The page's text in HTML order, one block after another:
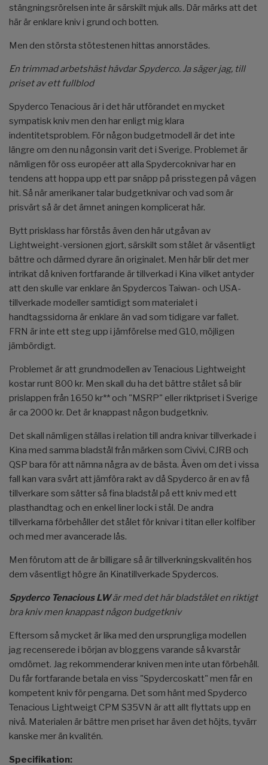
stängningsrörelsen inte är särskilt mjuk alls. Där märks att det
här är enklare kniv i grund och botten.
Men den största stötestenen hittas annorstädes.
En trimmad arbetshäst hävdar Spyderco. Ja säger jag, till
priset av ett fullblod
Spyderco Tenacious är i det här utförandet en mycket
sympatisk kniv men den har enligt mig klara
indentitetsproblem. För någon budgetmodell är det inte
längre om den nu någonsin varit det i Sverige. Problemet är
nämligen för oss européer att alla Spydercoknivar har en
tendens att hoppa upp ett par snäpp på prisstegen på vägen
hit. Så när amerikaner talar budgetknivar och vad som är
prisvärt så är det ämnet aningen komplicerat här.
Bytt prisklass har förstås även den här utgåvan av
Lightweight-versionen gjort, särskilt som stålet är väsentligt
bättre och därmed dyrare än originalet. Men här blir det mer
intrikat då kniven fortfarande är tillverkad i Kina vilket antyder
att den skulle var enklare än Spydercos Taiwan- och USA-
tillverkade modeller samtidigt som materialet i
handtagssidorna är enklare än vad som tidigare var fallet.
FRN är inte ett steg upp i jämförelse med G10, möjligen
jämbördigt.
Problemet är att grundmodellen av Tenacious Lightweight
kostar runt 800 kr. Men skall du ha det bättre stålet så blir
prislappen från 1650 kr** och "MSRP" eller riktpriset i Sverige
är ca 2000 kr. Det är knappast någon budgetkniv.
Det skall nämligen ställas i relation till andra knivar tillverkade i
Kina med samma bladstål från märken som Civivi, CJRB och
QSP bara för att nämna några av de bästa. Även om det i vissa
fall kan vara svårt att jämföra rakt av då Spyderco är en av få
tillverkare som sätter så fina bladstål på ett kniv med ett
plasthandtag och en enkel liner lock i stål. De andra
tillverkarna förbehåller det stålet för knivar i titan eller kolfiber
och med mer avancerade lås.
Men förutom att de är billigare så är tillverkningskvalitén hos
dem väsentligt högre än Kinatillverkade Spydercos.
Spyderco Tenacious LWär med det här bladstålet en riktigt
bra kniv men knappast någon budgetkniv
Eftersom så mycket är lika med den ursprungliga modellen
jag recenserede i början av bloggens varande så kvarstår
omdömet. Jag rekommenderar kniven men inte utan förbehåll.
Du får fortfarande betala en viss "Spydercoskatt" men får en
kompetent kniv för pengarna. Det som hänt med Spyderco
Tenacious Lightweigt CPM S35VN är att allt flyttats upp en
nivå. Materialen är bättre men priset har även det höjts, tyvärr
kanske mer än kvalitén.
Specifikation: